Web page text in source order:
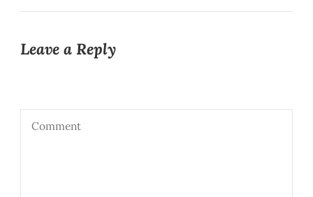
Leave a Reply